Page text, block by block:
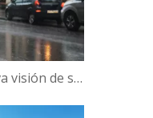
Caso Hanbang | Nueva visión de sabiduría, empoderamiento global de la tecnología de visualización inteligente de Hanbang